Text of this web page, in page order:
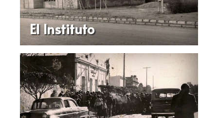
El Instituto